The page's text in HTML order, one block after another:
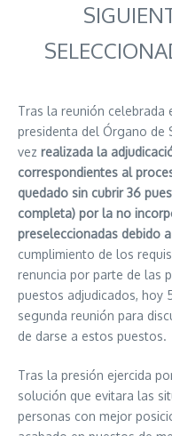
Tras la reunión celebrada
presidenta del Órgano de
vez realizada la
correspondientes al
quedado sin cubrir 36
completa) por la no
preseleccionadas debido
cumplimiento de los
renuncia por parte de las
puestos adjudicados, hoy
segunda reunión para
de darse a estos puestos.
Tras la presión ejercida
solución que evitara las
personas con mejor